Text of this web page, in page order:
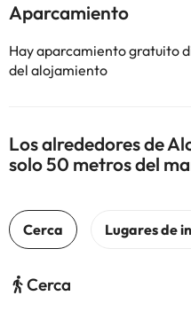
Aparcamiento
Hay aparcamiento gratuito
del alojamiento
Los alrededores de
solo 50 metros del
Cerca